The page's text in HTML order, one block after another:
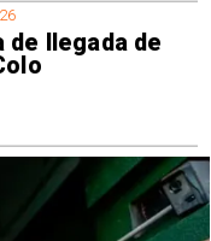
de llegada de